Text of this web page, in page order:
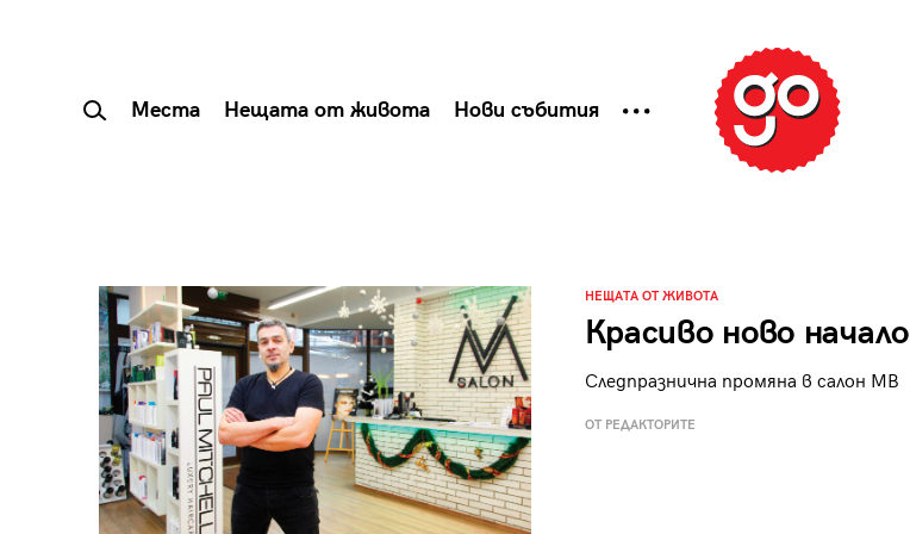
Места Нещата от живота Нови събития
НЕЩАТА ОТ ЖИВОТА
Красиво ново начало
Следпразнична промяна в салон МВ
ОТ РЕДАКТОРИТЕ